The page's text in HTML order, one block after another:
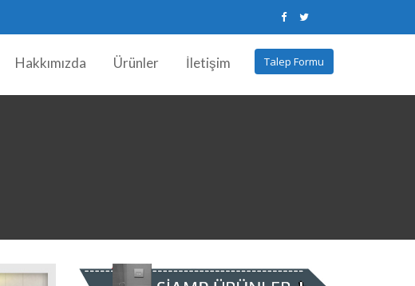
Talep Formu
Hakkımızda Ürünler İletişim